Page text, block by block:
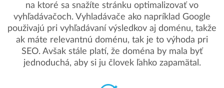
na ktoré sa snažíte stránku optimalizovať vo
vyhľadávačoch. Vyhladávače ako napríklad Google
použivajú pri vyhľadávaní výsledkov aj doménu, takže
ak máte relevantnú doménu, tak je to výhoda pri
SEO. Avšak stále platí, že doména by mala byť
jednoduchá, aby si ju človek ľahko zapamätal.